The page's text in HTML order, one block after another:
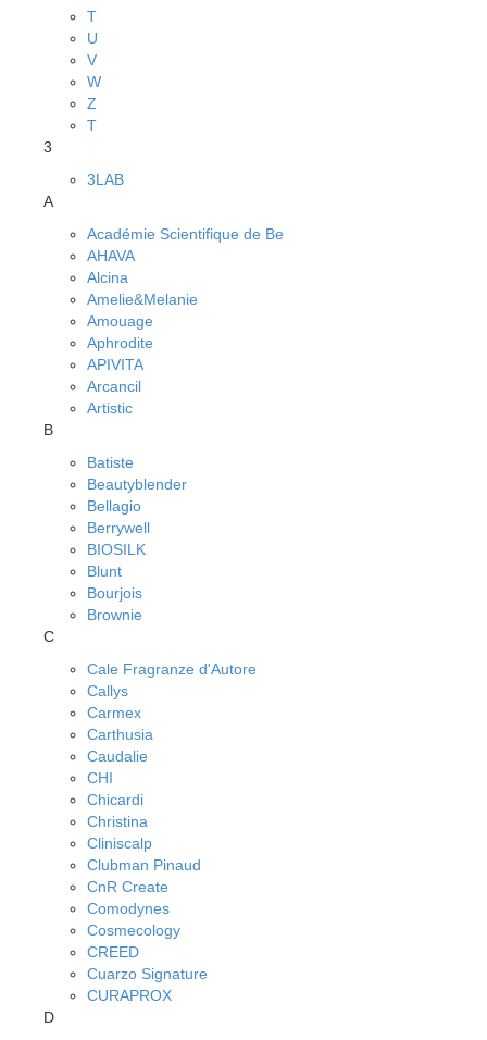
T
U
V
W
Z
Т
3
3LAB
A
Académie Scientifique de Be
AHAVA
Alcina
Amelie&Melanie
Amouage
Aphrodite
APIVITA
Arcancil
Artistic
B
Batiste
Beautyblender
Bellagio
Berrywell
BIOSILK
Blunt
Bourjois
Brownie
C
Cale Fragranze d'Autore
Callys
Carmex
Carthusia
Caudalie
CHI
Chicardi
Christina
Cliniscalp
Clubman Pinaud
CnR Create
Comodynes
Cosmecology
CREED
Cuarzo Signature
CURAPROX
D